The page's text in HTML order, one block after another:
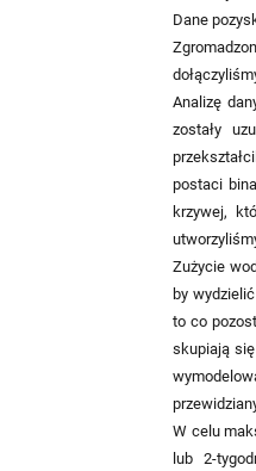
Dane
Analizę
zostały
postaci
krzywej,
Zużycie
by
to co
skupiają
W celu
lub 2-